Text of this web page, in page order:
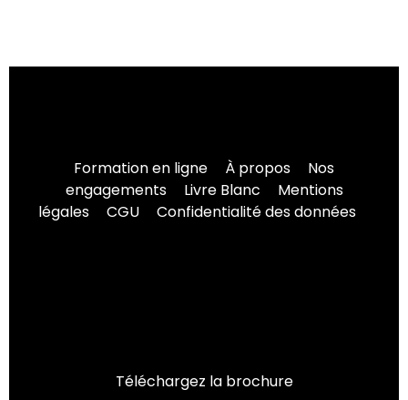
Formation en ligne À propos
Nos
engagements
Livre Blanc
Mentions
légales
CGU Confidentialité des données
Téléchargez la brochure